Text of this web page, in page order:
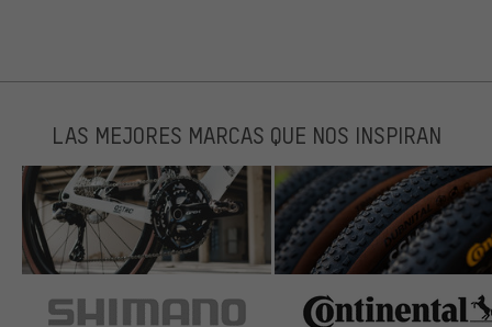
LAS MEJORES MARCAS QUE NOS INSPIRAN